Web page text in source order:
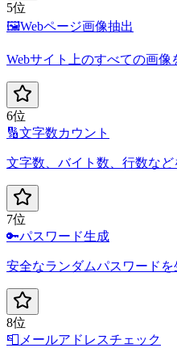
5位
🖼️Webページ画像抽出
Webサイト上のすべての画像
6位
🔢文字数カウント
文字数、バイト数、行数など
7位
🔑パスワード生成
安全なランダムパスワードを
8位
📮 メールアドレスチェック